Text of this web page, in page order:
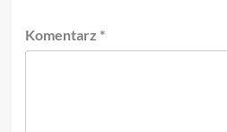
Komentarz *